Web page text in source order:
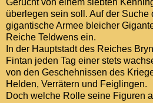
Gerücht von einem siebten
überlegen sein soll. Auf der Suche
gigantische Armee bleicher
Reiche Teldwens ein.
In der Hauptstadt des Reiches
Fintan jeden Tag einer stets
von den Geschehnissen des
Helden, Verrätern und Feiglingen.
Doch welche Rolle seine Figuren